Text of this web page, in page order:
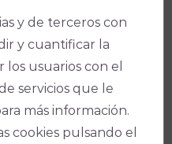
y de terceros con
y cuantificar la
usuarios con el
servicios que le
más información.
cookies pulsando el